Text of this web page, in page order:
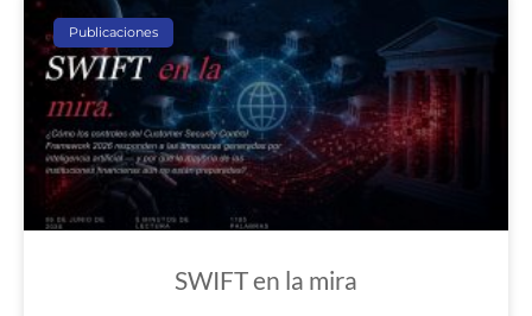
Publicaciones
SWIFT en la mira